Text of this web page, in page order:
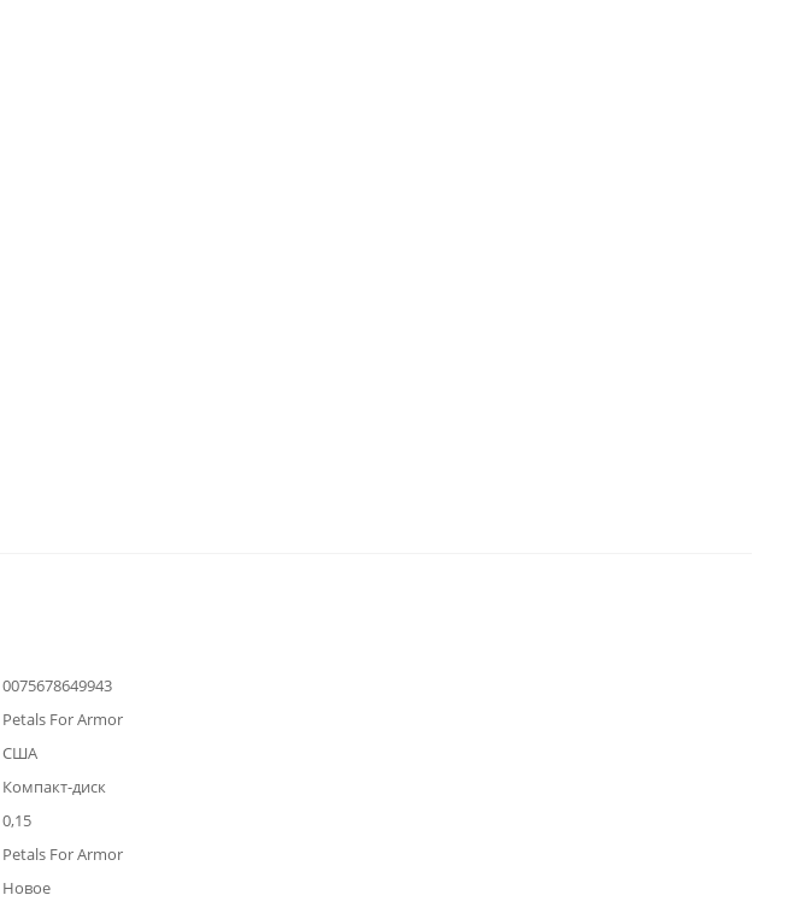
0075678649943
Petals For Armor
США
Компакт-диск
0,15
Petals For Armor
Новое